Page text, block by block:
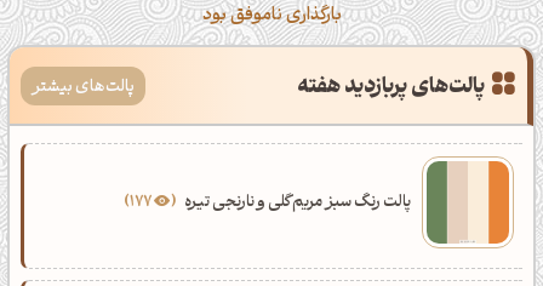
بارگذاری ناموفق بود
پالت‌های پربازدید هفته پالت‌های بیشتر
پالت رنگ سبز مریم‌گلی و نارنجی تیره 177